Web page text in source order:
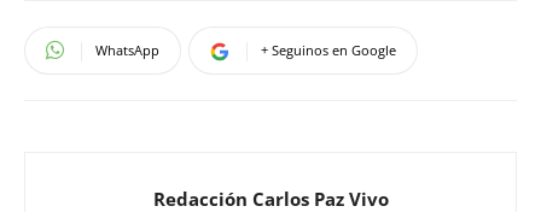
WhatsApp + Seguinos en Google
Redacción Carlos Paz Vivo